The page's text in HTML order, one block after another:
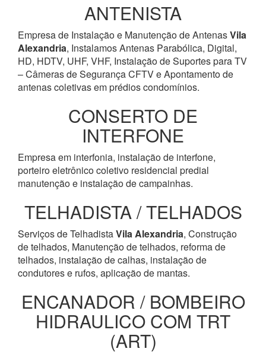
ANTENISTA
Empresa de Instalação e Manutenção de AntenasVila
Alexandria, Instalamos Antenas Parabólica, Digital,
HD, HDTV, UHF, VHF, Instalação de Suportes para TV
– Câmeras de Segurança CFTV e Apontamento de
antenas coletivas em prédios condomínios.
CONSERTO DE
INTERFONE
Empresa em interfonia, instalação de interfone,
porteiro eletrônico coletivo residencial predial
manutenção e instalação de campainhas.
TELHADISTA / TELHADOS
Serviços de TelhadistaVila Alexandria, Construção
de telhados, Manutenção de telhados, reforma de
telhados, instalação de calhas, instalação de
condutores e rufos, aplicação de mantas.
ENCANADOR / BOMBEIRO
HIDRAULICO COM TRT
(ART)